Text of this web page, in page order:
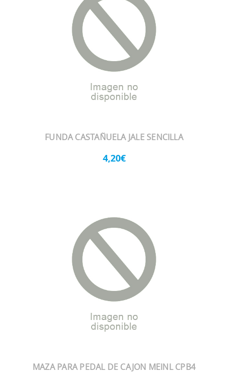
FUNDA CASTAÑUELA JALE SENCILLA
4,20€
MAZA PARA PEDAL DE CAJON MEINL CPB4